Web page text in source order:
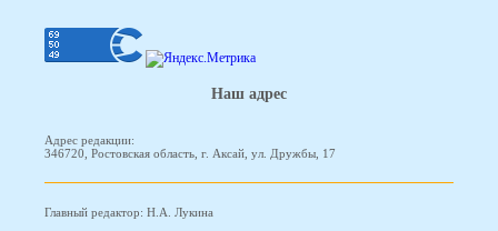
Наш адрес
Адрес редакции:
346720, Ростовская область, г. Аксай, ул. Дружбы, 17
Главный редактор: Н.А. Лукина